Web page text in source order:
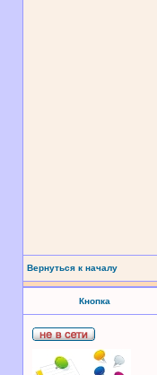
Вернуться к началу
Кнопка